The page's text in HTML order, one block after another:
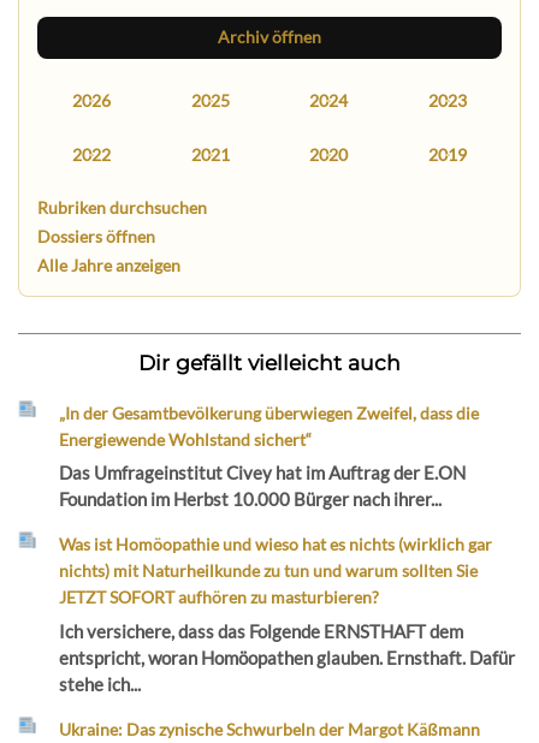
Archiv öffnen
2026 2025 2024 2023
2022 2021 2020 2019
Rubriken durchsuchen
Dossiers öffnen
Alle Jahre anzeigen
Dir gefällt vielleicht auch
„In der Gesamtbevölkerung überwiegen Zweifel, dass die
Energiewende Wohlstand sichert“
Das Umfrageinstitut Civey hat im Auftrag der E.ON
Foundation im Herbst 10.000 Bürger nach ihrer...
Was ist Homöopathie und wieso hat es nichts (wirklich gar
nichts) mit Naturheilkunde zu tun und warum sollten Sie
JETZT SOFORT aufhören zu masturbieren?
Ich versichere, dass das Folgende ERNSTHAFT dem
entspricht, woran Homöopathen glauben. Ernsthaft. Dafür
stehe ich...
Ukraine: Das zynische Schwurbeln der Margot Käßmann